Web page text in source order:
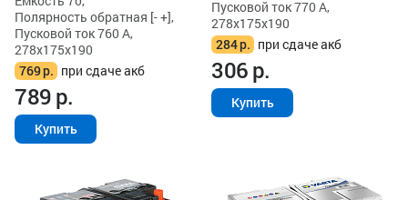
Полярность обратная [- +],
Пусковой ток 760 А,
278x175x190
769р. при сдаче акб
789р.
Купить
Пусковой ток 770 А,
278x175x190
284р. при сдаче акб
306р.
Купить